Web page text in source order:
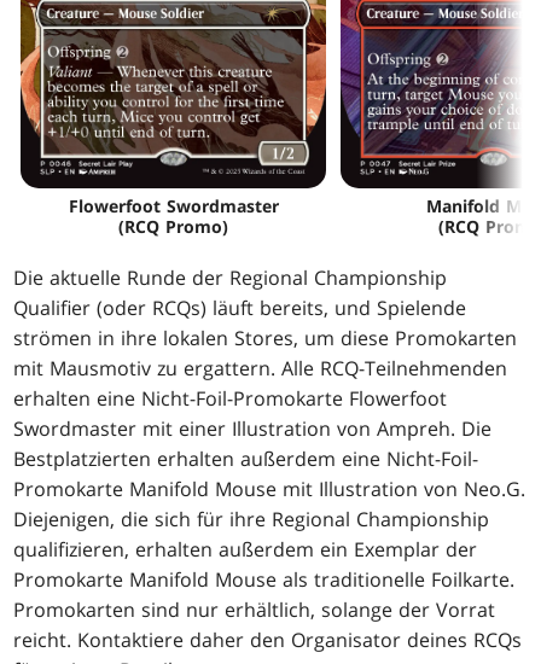
Flowerfoot Swordmaster
(RCQ Promo)
Manifold
(RCQ
Die aktuelle Runde der Regional Championship
Qualifier (oder RCQs) läuft bereits, und Spielende
strömen in ihre lokalen Stores, um diese Promokarten
mit Mausmotiv zu ergattern. Alle RCQ-Teilnehmenden
erhalten eine Nicht-Foil-Promokarte Flowerfoot
Swordmaster mit einer Illustration von Ampreh. Die
Bestplatzierten erhalten außerdem eine Nicht-Foil-
Promokarte Manifold Mouse mit Illustration von Neo.G.
Diejenigen, die sich für ihre Regional Championship
qualifizieren, erhalten außerdem ein Exemplar der
Promokarte Manifold Mouse als traditionelle Foilkarte.
Promokarten sind nur erhältlich, solange der Vorrat
reicht. Kontaktiere daher den Organisator deines RCQs